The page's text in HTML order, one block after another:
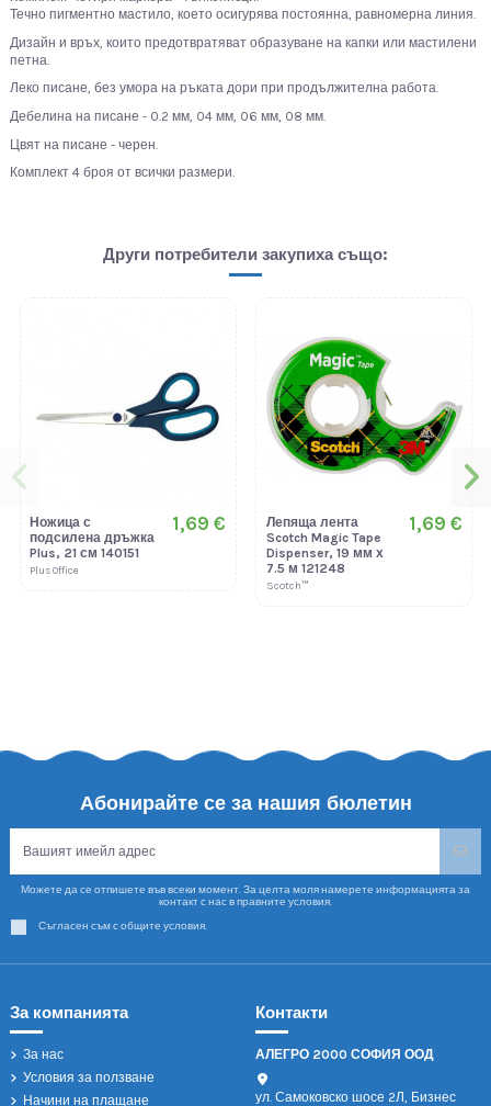
Течно пигментно мастило, което осигурява постоянна, равномерна линия.
Дизайн и връх, които предотвратяват образуване на капки или мастилени
петна.
Леко писане, без умора на ръката дори при продължителна работа.
Дебелина на писане - 0.2 мм, 04 мм, 06 мм, 08 мм.
Цвят на писане - черен.
Комплект 4 броя от всички размери.
Други потребители закупиха също:
Ножица с
подсилена дръжка
Plus, 21 см 140151
Plus Office
1,69 €
Лепяща лента
Scotch Magic Tape
Dispenser, 19 мм х
7.5 м 121248
Scotch™
1,69 €
Абонирайте се за нашия бюлетин
Можете да се отпишете във всеки момент. За целта моля намерете информацията за
контакт с нас в правните условия.
Съгласен съм с общите условия.
За компанията
За нас
Условия за ползване
Начини на плащане
Контакти
АЛЕГРО 2000 СОФИЯ ООД
ул. Самоковско шосе 2Л, Бизнес